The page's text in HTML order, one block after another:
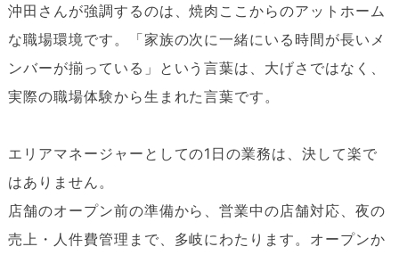
沖田さんが強調するのは、焼肉ここからのアットホーム
な職場環境です。「家族の次に一緒にいる時間が長いメ
ンバーが揃っている」という言葉は、大げさではなく、
実際の職場体験から生まれた言葉です。
エリアマネージャーとしての1日の業務は、決して楽で
はありません。
店舗のオープン前の準備から、営業中の店舗対応、夜の
売上・人件費管理まで、多岐にわたります。オープンか